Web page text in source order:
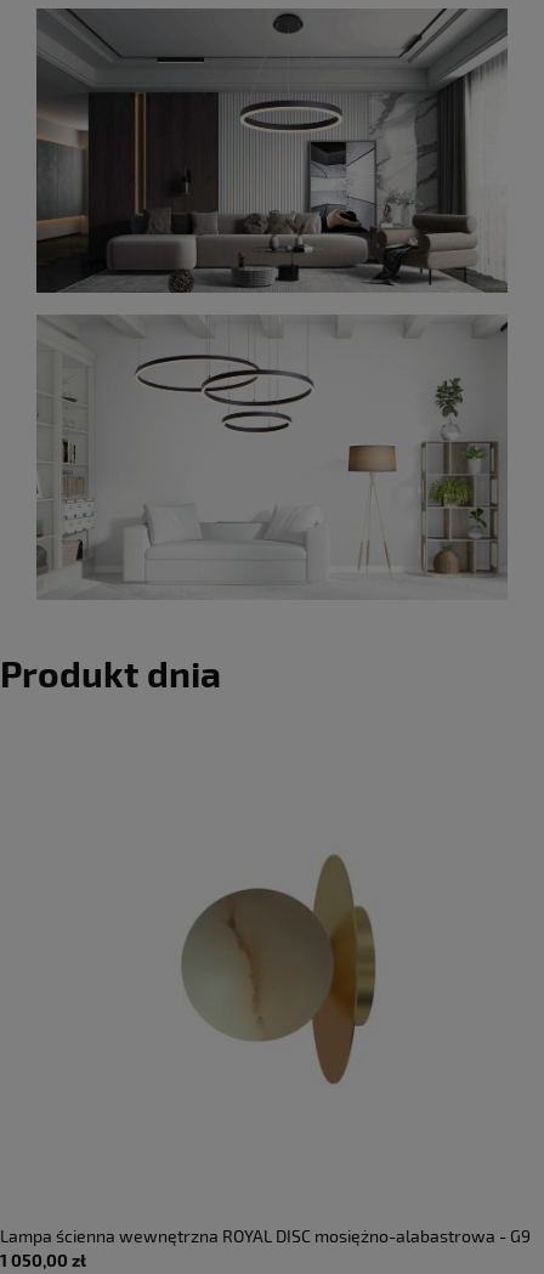
Produkt dnia
Lampa ścienna wewnętrzna ROYAL DISC mosiężno-alabastrowa - G9
220-240V IP20 - ROBIN
1 050,00 zł